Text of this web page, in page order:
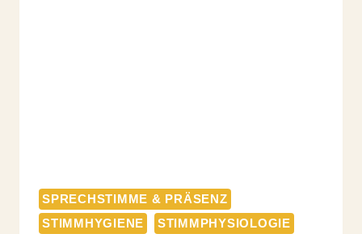
SPRECHSTIMME & PRÄSENZ
STIMMHYGIENE
STIMMPHYSIOLOGIE